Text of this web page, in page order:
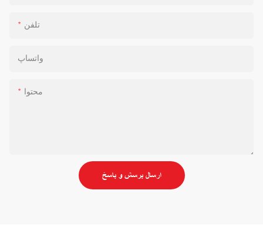
تلفن
واتساپ
محتوا
ارسال پرسش و پاسخ